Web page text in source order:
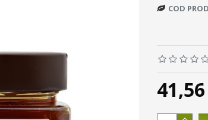
COD